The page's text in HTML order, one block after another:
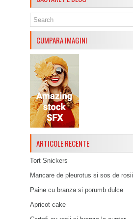
CUMPARA IMAGINI
ARTICOLE RECENTE
Tort Snickers
Mancare de pleurotus si sos de rosii
Paine cu branza si porumb dulce
Apricot cake